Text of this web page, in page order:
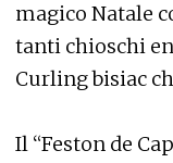
magico Natale
tanti chioschi
Curling bisiac
Il “Feston de